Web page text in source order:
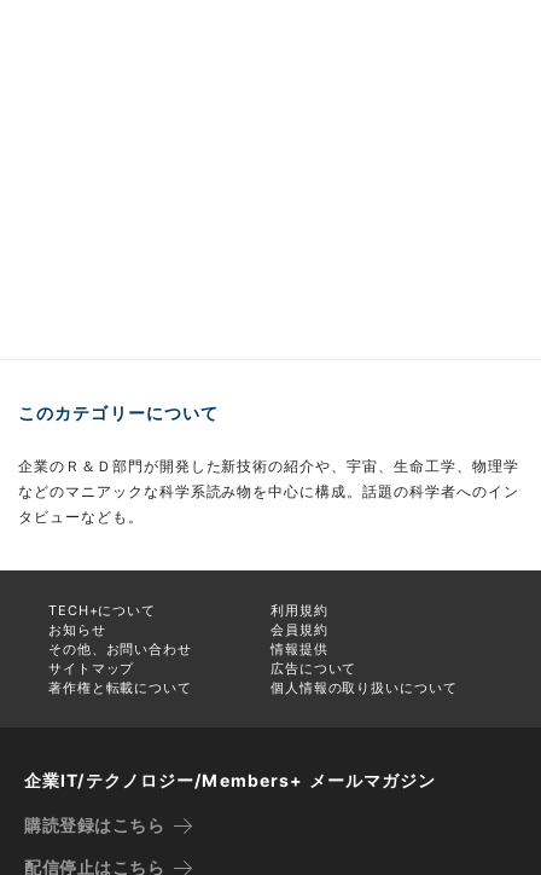
このカテゴリーについて
企業のＲ＆Ｄ部門が開発した新技術の紹介や、宇宙、生命工学、物理学
などのマニアックな科学系読み物を中心に構成。話題の科学者へのイン
タビューなども。
TECH+について
利用規約
お知らせ
会員規約
その他、お問い合わせ
情報提供
サイトマップ
広告について
著作権と転載について
個人情報の取り扱いについて
企業IT/テクノロジー/Members+ メールマガジン
購読登録はこちら
配信停止はこちら